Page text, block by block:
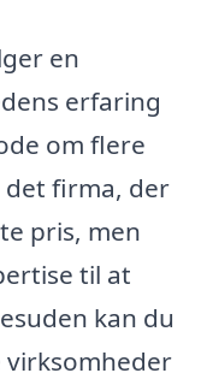
en
erfaring
om flere
firma, der
pris, men
til at
kan du